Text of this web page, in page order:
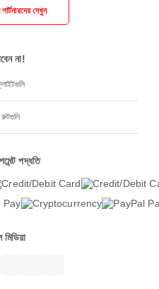
দেখুন
না!
রুটগুলি
পদ্ধতি